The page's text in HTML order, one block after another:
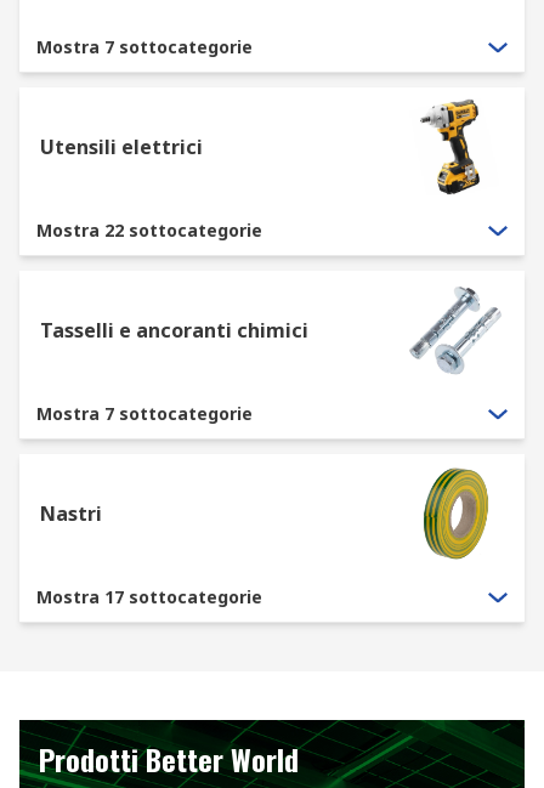
Mostra 7 sottocategorie
Utensili elettrici
Mostra 22 sottocategorie
Tasselli e ancoranti chimici
Mostra 7 sottocategorie
Nastri
Mostra 17 sottocategorie
Prodotti Better World